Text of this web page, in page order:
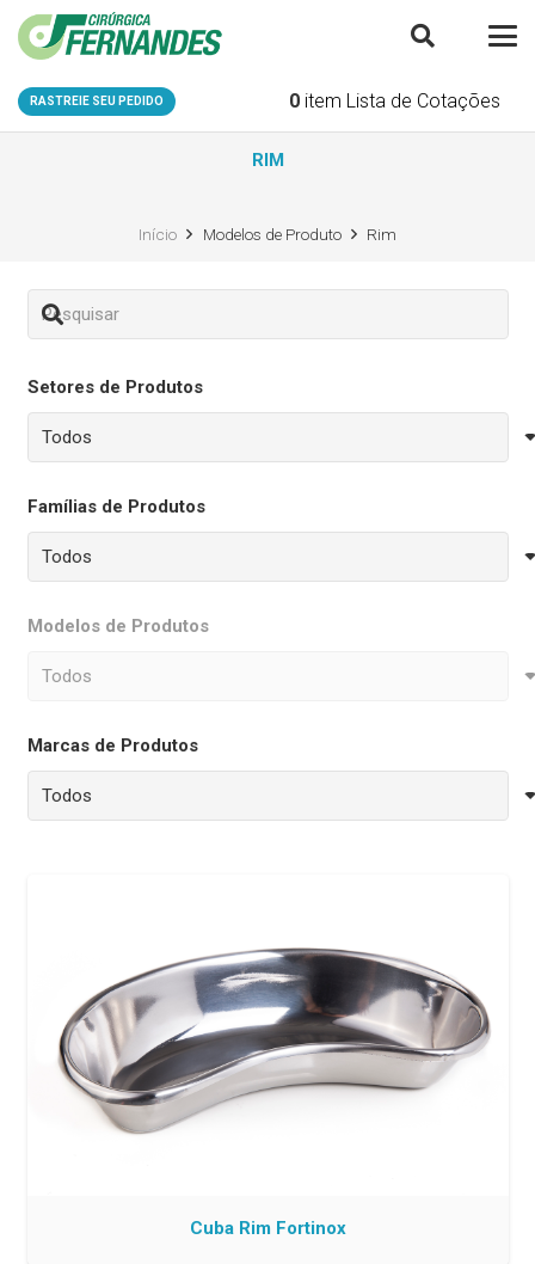
RASTREIE SEU PEDIDO 0 item Lista de Cotações
RIM
Início Modelos de Produto Rim
Setores de Produtos
Famílias de Produtos
Modelos de Produtos
Marcas de Produtos
Cuba Rim Fortinox